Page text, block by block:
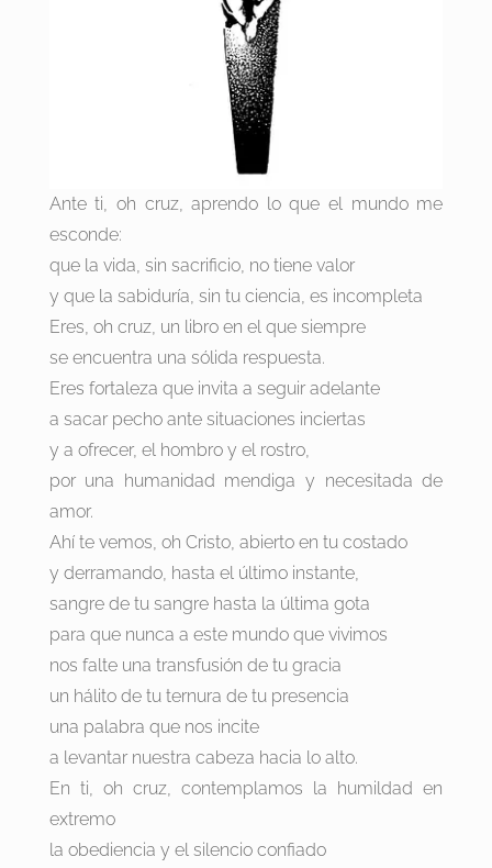
Ante ti, oh cruz, aprendo lo que el mundo me
esconde:
que la vida, sin sacrificio, no tiene valor
y que la sabiduría, sin tu ciencia, es incompleta
Eres, oh cruz, un libro en el que siempre
se encuentra una sólida respuesta.
Eres fortaleza que invita a seguir adelante
a sacar pecho ante situaciones inciertas
y a ofrecer, el hombro y el rostro,
por una humanidad mendiga y necesitada de
amor.
Ahí te vemos, oh Cristo, abierto en tu costado
y derramando, hasta el último instante,
sangre de tu sangre hasta la última gota
para que nunca a este mundo que vivimos
nos falte una transfusión de tu gracia
un hálito de tu ternura de tu presencia
una palabra que nos incite
a levantar nuestra cabeza hacia lo alto.
En ti, oh cruz, contemplamos la humildad en
extremo
la obediencia y el silencio confiado